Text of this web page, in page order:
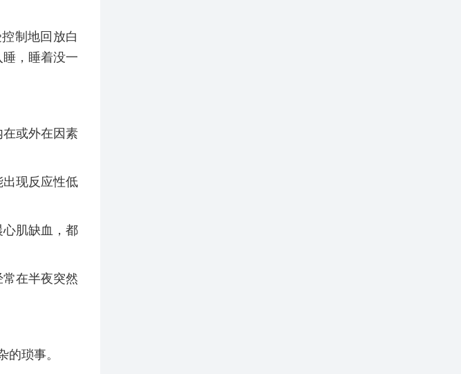
制地回放白
，睡着没一
或外在因素
现反应性低
心肌缺血，都
在半夜突然
琐事。